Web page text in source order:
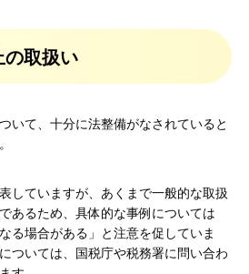
取扱い
いて、十分に法整備がなされていると
していますが、あくまで一般的な取扱
あるため、具体的な事例については
る場合がある」と注意を促していま
ついては、国税庁や税務署に問い合わ